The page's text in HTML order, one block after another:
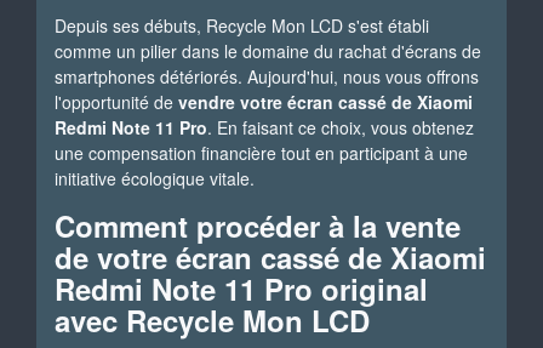
Depuis ses débuts, Recycle Mon LCD s'est établi
comme un pilier dans le domaine du rachat d'écrans de
smartphones détériorés. Aujourd'hui, nous vous offrons
l'opportunité de vendre votre écran cassé de Xiaomi
Redmi Note 11 Pro. En faisant ce choix, vous obtenez
une compensation financière tout en participant à une
initiative écologique vitale.
Comment procéder à la vente
de votre écran cassé de Xiaomi
Redmi Note 11 Pro original
avec Recycle Mon LCD